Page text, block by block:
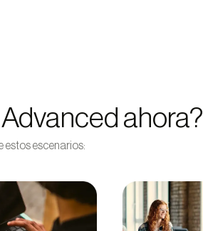
ahora?
estos escenarios: